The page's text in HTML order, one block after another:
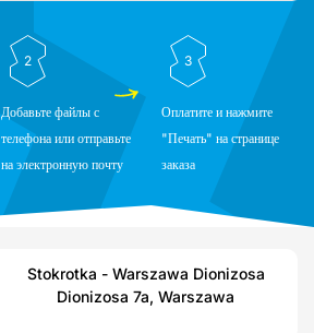
2
Добавьте файлы с
телефона или отправьте
на электронную почту
3
Оплатите и нажмите
"Печать" на странице
заказа
Stokrotka - Warszawa Dionizosa
Dionizosa 7a, Warszawa